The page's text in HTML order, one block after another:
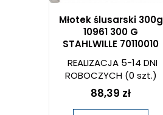
Młotek ślusarski 300g
10961 300 G
STAHLWILLE 70110010
REALIZACJA 5-14 DNI
ROBOCZYCH(0 szt.)
88,39 zł